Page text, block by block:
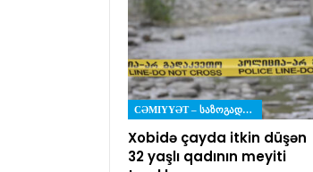
CƏMIYYƏT – ᲡᲐᲖᲝᲒᲐᲓᲝᲔᲑᲐ
Xobidə çayda itkin düşən
32 yaşlı qadının meyiti